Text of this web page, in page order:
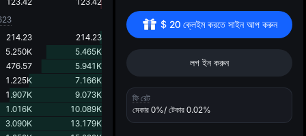
214.23
214.23
5.250K
5.465K
476.57
5.941K
1.225K
7.166K
1.907K
9.073K
1.016K
10.089K
3.090K
13.179K
$ 20 ক্লেইম করতে সাইন আপ করুন
লগ ইন করুন
ফি রেট
মেকার 0%/ টেকার 0.02%